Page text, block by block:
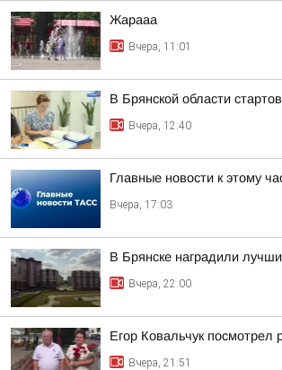
Жарааа
Вчера, 11:01
В Брянской области
Вчера, 12:40
Главные новости к этому
Вчера, 17:03
В Брянске наградили
Вчера, 22:00
Егор Ковальчук посмотрел
Вчера, 21:51